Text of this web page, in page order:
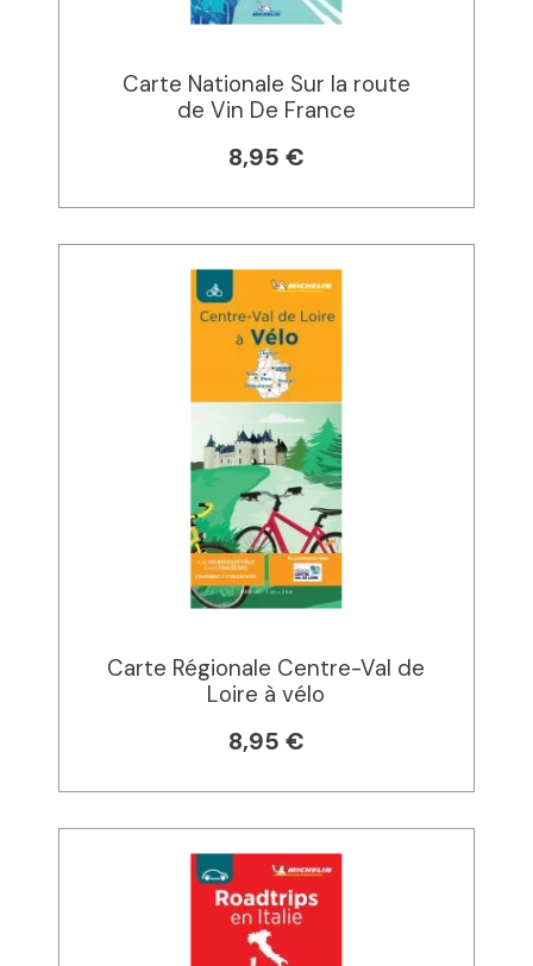
Carte Nationale Sur la route
de Vin De France
8,95 €
Carte Régionale Centre-Val de
Loire à vélo
8,95 €